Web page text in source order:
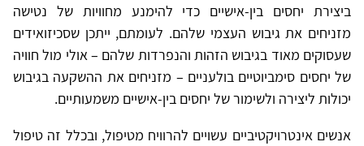
ביצירת יחסים בין-אישיים כדי להימנע מחוויות של נטישה
מזניחים את גיבוש העצמי שלהם. לעומתם, ייתכן שסכיזואידים
שעסוקים מאוד בגיבוש הזהות והנפרדות שלהם – אולי מול חוויה
של יחסים סימביוטיים בולעניים – מזניחים את ההשקעה בגיבוש
יכולות ליצירה ולשימור של יחסים בין-אישיים משמעותיים.
אנשים אינטרויקטיביים עשויים להרוויח מטיפול, ובכלל זה טיפול